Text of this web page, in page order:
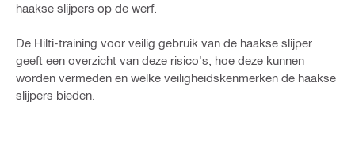
haakse slijpers op de werf.
De Hilti-training voor veilig gebruik van de haakse slijper
geeft een overzicht van deze risico's, hoe deze kunnen
worden vermeden en welke veiligheidskenmerken de haakse
slijpers bieden.